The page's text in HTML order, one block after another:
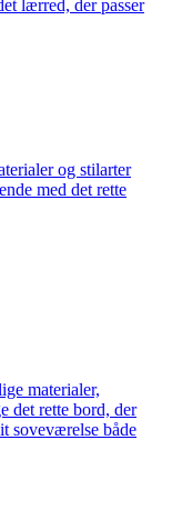
lærred, der passer
og stilarter
med det rette
materialer,
det rette bord, der
soveværelse både